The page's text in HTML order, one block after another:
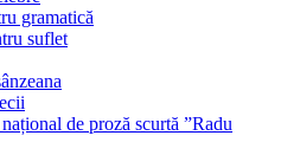
gramatică
suflet
de proză scurtă ”Radu